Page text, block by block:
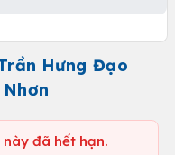
Hưng Đạo
đã hết hạn.